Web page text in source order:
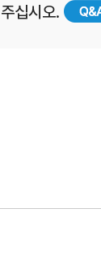
십시오.